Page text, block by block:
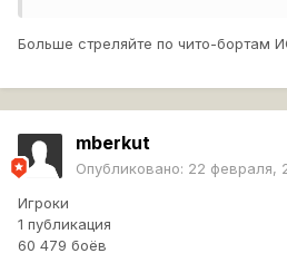
Больше стреляйте по чито-бортам
mberkut
Опубликовано: 22 февраля,
Игроки
1 публикация
60 479 боёв